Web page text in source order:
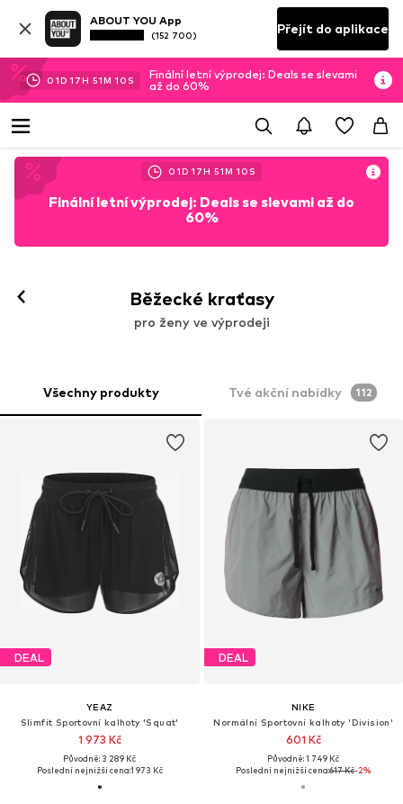
ABOUT YOU App
(152 700) Přejít do aplikace
01D 17H 51M 08 S
Finální letní výprodej: Deals se slevami
až do 60%
01D 17H 51M 08 S
Finální letní výprodej: Deals se slevami až do
60%
Běžecké kraťasy
pro ženy ve výprodeji
Všechny produkty Tvé akční nabídky 112
DEAL
YEAZ
Slimfit Sportovní kalhoty 'Squat'
1 973 Kč
Původně: 3 289 Kč
Poslední nejnižší cena:1 973 Kč
DEAL
NIKE
Normální Sportovní kalhoty 'Division'
601 Kč
Původně: 1 749 Kč
Poslední nejnižší cena:617 Kč-2%